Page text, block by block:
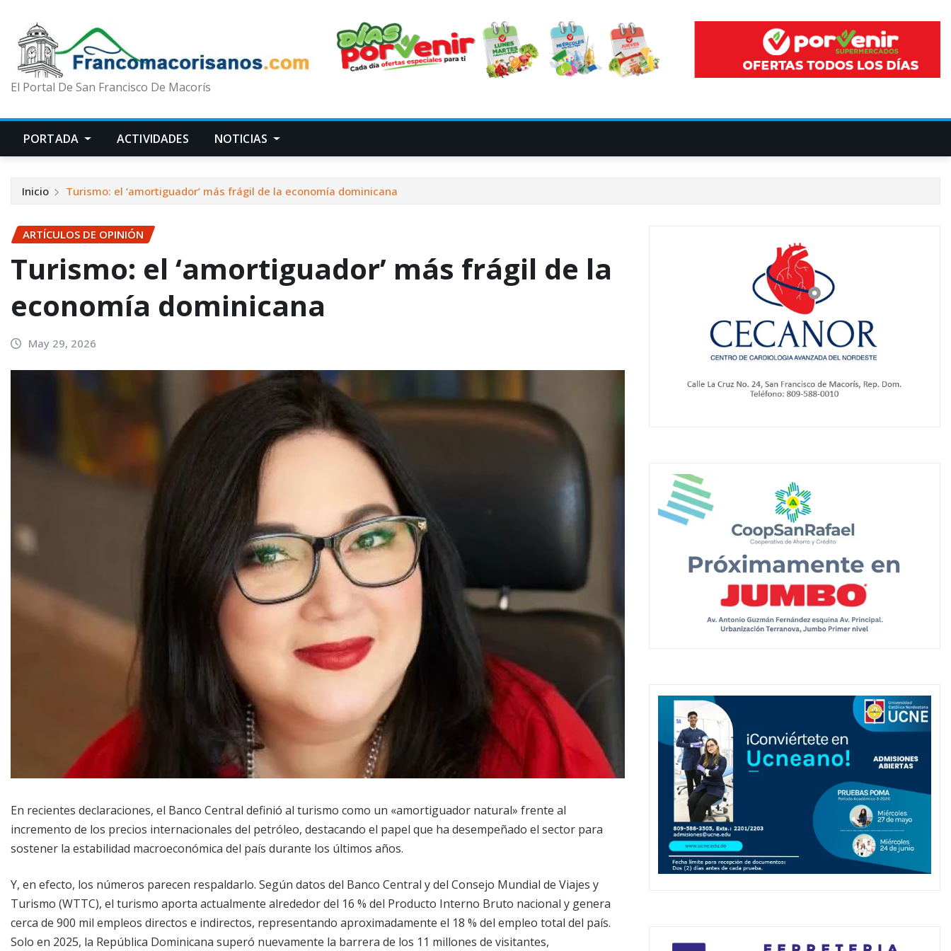
El Portal De San Francisco De Macorís
PORTADA ACTIVIDADES NOTICIAS
Inicio Turismo: el ‘amortiguador’ más frágil de la economía dominicana
ARTÍCULOS DE OPINIÓN
Turismo: el ‘amortiguador’ más frágil de la
economía dominicana
May 29, 2026
En recientes declaraciones, el Banco Central definió al turismo como un «amortiguador natural» frente al
incremento de los precios internacionales del petróleo, destacando el papel que ha desempeñado el sector para
sostener la estabilidad macroeconómica del país durante los últimos años.
Y, en efecto, los números parecen respaldarlo. Según datos del Banco Central y del Consejo Mundial de Viajes y
Turismo (WTTC), el turismo aporta actualmente alrededor del 16 % del Producto Interno Bruto nacional y genera
cerca de 900 mil empleos directos e indirectos, representando aproximadamente el 18 % del empleo total del país.
Solo en 2025, la República Dominicana superó nuevamente la barrera de los 11 millones de visitantes,